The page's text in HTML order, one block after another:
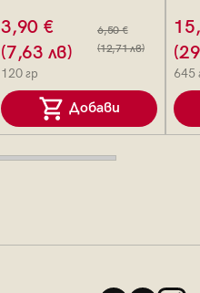
3,90 €
(7,63 лв)
6,50 €
(12,71 лв)
120 гр
Добави
645